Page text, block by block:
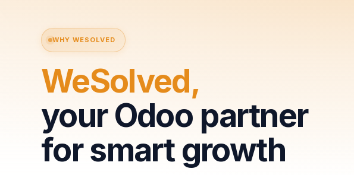
WHY WESOLVED
WeSolved,
your Odoo partner
for smart growth